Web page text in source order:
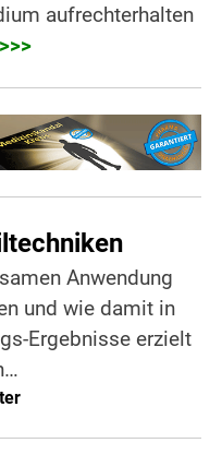
aufrechterhalten
>>>
Anwendung
und wie damit in
Ergebnisse erzielt